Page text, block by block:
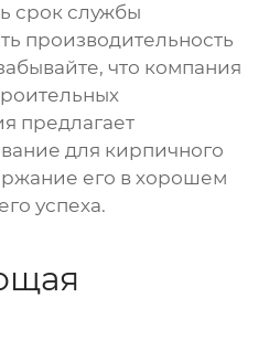
срок службы
производительность
что компания
предлагает
для кирпичного
его в хорошем
успеха.